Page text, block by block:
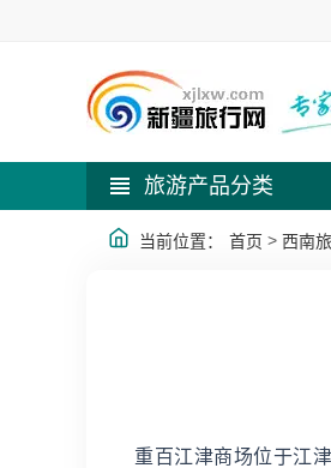
旅游产品分类
当前位置： 首页 > 西南
重百江津商场位于江